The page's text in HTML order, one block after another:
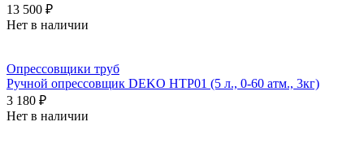
13 500 ₽
Нет в наличии
Опрессовщики труб
Ручной опрессовщик DEKO HTP01 (5 л., 0-60 атм., 3кг)
3 180 ₽
Нет в наличии